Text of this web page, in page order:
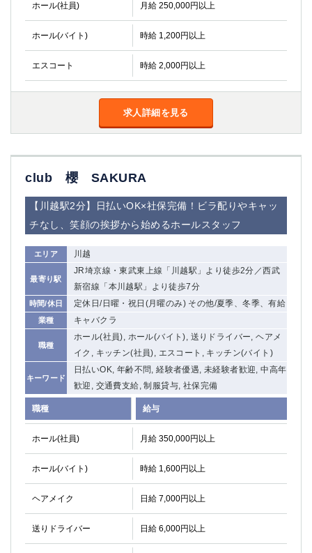
ホール(社員) 月給 250,000円以上
ホール(バイト) 時給 1,200円以上
エスコート 時給 2,000円以上
求人詳細を見る
club 櫻 SAKURA
【川越駅2分】日払いOK×社保完備！ビラ配りやキャッ
チなし、笑顔の挨拶から始めるホールスタッフ
エリア 川越
最寄り駅
JR埼京線・東武東上線「川越駅」より徒歩2分／西武
新宿線「本川越駅」より徒歩7分
時間/休日 定休日/日曜・祝日(月曜のみ) その他/夏季、冬季、有給
業種 キャバクラ
職種
ホール(社員), ホール(バイト), 送りドライバー, ヘアメ
イク, キッチン(社員), エスコート, キッチン(バイト)
キーワード
日払いOK, 年齢不問, 経験者優遇, 未経験者歓迎, 中高年
歓迎, 交通費支給, 制服貸与, 社保完備
職種 給与
ホール(社員) 月給 350,000円以上
ホール(バイト) 時給 1,600円以上
ヘアメイク 日給 7,000円以上
送りドライバー 日給 6,000円以上
大宮
南越谷
志木
川越
草加
南浦和
熊谷
獨協大学前＜草加松原＞
春日部
川口
西船橋
佐倉
柏（西口）
木更津
茂原
八千代台
本八幡
浦安
栃木県
宇都宮
小山
東武宇都宮（宇都宮西口）
茨城県
土浦 ひたち野うしく
高崎 館林
0 選択した内容で設定